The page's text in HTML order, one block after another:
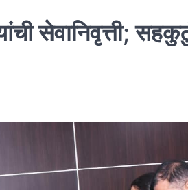
सेवानिवृत्ती;